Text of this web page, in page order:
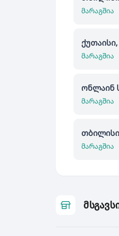
მარაგშია
მარაგშია
ონლაინ
მარაგშია
მარაგშია